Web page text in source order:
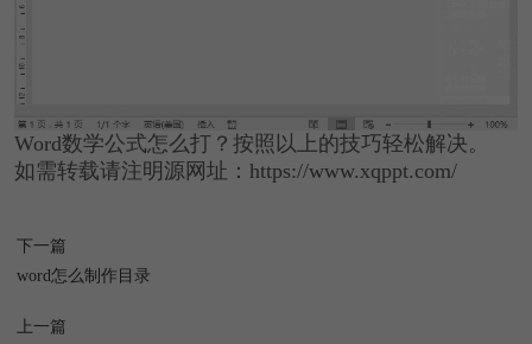
Word数学公式怎么打？按照以上的技巧轻松解决。
如需转载请注明源网址：https://www.xqppt.com/
下一篇
word怎么制作目录
上一篇